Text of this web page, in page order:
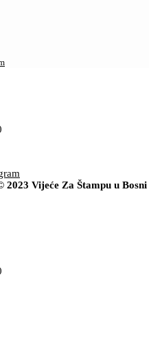
2023 Vijeće Za Štampu u